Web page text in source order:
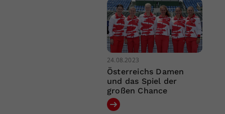
24.08.2023
Österreichs Damen
und das Spiel der
großen Chance